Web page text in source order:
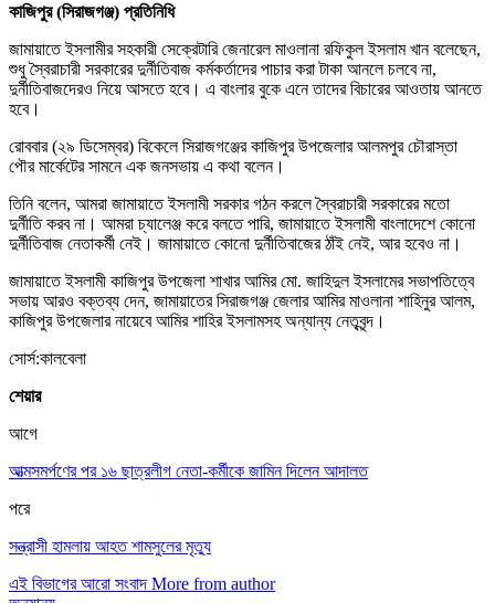
কাজিপুর (সিরাজগঞ্জ) প্রতিনিধি
জামায়াতে ইসলামীর সহকারী সেক্রেটারি জেনারেল মাওলানা রফিকুল ইসলাম খান বলেছেন,
শুধু স্বৈরাচারী সরকারের দুর্নীতিবাজ কর্মকর্তাদের পাচার করা টাকা আনলে চলবে না,
দুর্নীতিবাজদেরও নিয়ে আসতে হবে। এ বাংলার বুকে এনে তাদের বিচারের আওতায় আনতে
হবে।
রোববার (২৯ ডিসেম্বর) বিকেলে সিরাজগঞ্জের কাজিপুর উপজেলার আলমপুর চৌরাস্তা
পৌর মার্কেটের সামনে এক জনসভায় এ কথা বলেন।
তিনি বলেন, আমরা জামায়াতে ইসলামী সরকার গঠন করলে স্বৈরাচারী সরকারের মতো
দুর্নীতি করব না। আমরা চ্যালেঞ্জ করে বলতে পারি, জামায়াতে ইসলামী বাংলাদেশে কোনো
দুর্নীতিবাজ নেতাকর্মী নেই। জামায়াতে কোনো দুর্নীতিবাজের ঠাঁই নেই, আর হবেও না।
জামায়াতে ইসলামী কাজিপুর উপজেলা শাখার আমির মো. জাহিদুল ইসলামের সভাপতিত্বে
সভায় আরও বক্তব্য দেন, জামায়াতের সিরাজগঞ্জ জেলার আমির মাওলানা শাহিনুর আলম,
কাজিপুর উপজেলার নায়েবে আমির শাহির ইসলামসহ অন্যান্য নেতৃবৃন্দ।
সোর্স:কালবেলা
শেয়ার
আগে
আত্মসমর্পণের পর ১৬ ছাত্রলীগ নেতা-কর্মীকে জামিন দিলেন আদালত
পরে
সন্ত্রাসী হামলায় আহত শামসুলের মৃত্যু
এই বিভাগের আরো সংবাদ More from author